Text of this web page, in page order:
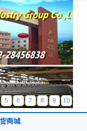
5 6 7 8 9 10
商城